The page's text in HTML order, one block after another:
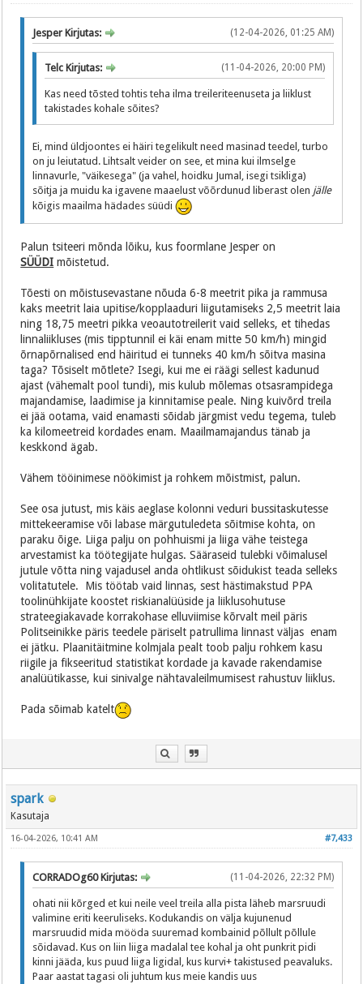
(12-04-2026, 01:25 AM)
Jesper Kirjutas:
(11-04-2026, 20:00 PM)
Telc Kirjutas:
Kas need tõsted tohtis teha ilma treileriteenuseta ja liiklust
takistades kohale sõites?
Ei, mind üldjoontes ei häiri tegelikult need masinad teedel, turbo
on ju leiutatud. Lihtsalt veider on see, et mina kui ilmselge
linnavurle, "väikesega" (ja vahel, hoidku Jumal, isegi tsikliga)
sõitja ja muidu ka igavene maaelust võõrdunud liberast olen jälle
kõigis maailma hädades süüdi
Palun tsiteeri mõnda lõiku, kus foormlane Jesper on
SÜÜDI mõistetud.
Tõesti on mõistusevastane nõuda 6-8 meetrit pika ja rammusa
kaks meetrit laia upitise/kopplaaduri liigutamiseks 2,5 meetrit laia
ning 18,75 meetri pikka veoautotreilerit vaid selleks, et tihedas
linnaliikluses (mis tipptunnil ei käi enam mitte 50 km/h) mingid
õrnapõrnalised end häiritud ei tunneks 40 km/h sõitva masina
taga? Tõsiselt mõtlete? Isegi, kui me ei räägi sellest kadunud
ajast (vähemalt pool tundi), mis kulub mõlemas otsasrampidega
majandamise, laadimise ja kinnitamise peale. Ning kuivõrd treila
ei jää ootama, vaid enamasti sõidab järgmist vedu tegema, tuleb
ka kilomeetreid kordades enam. Maailmamajandus tänab ja
keskkond ägab.
Vähem tööinimese nöökimist ja rohkem mõistmist, palun.
See osa jutust, mis käis aeglase kolonni veduri bussitaskutesse
mittekeeramise või labase märgutuledeta sõitmise kohta, on
paraku õige. Liiga palju on pohhuismi ja liiga vähe teistega
arvestamist ka töötegijate hulgas. Sääraseid tulebki võimalusel
jutule võtta ning vajadusel anda ohtlikust sõidukist teada selleks
volitatutele. Mis töötab vaid linnas, sest hästimakstud PPA
toolinühkijate koostet riskianalüüside ja liiklusohutuse
strateegiakavade korrakohase elluviimise kõrvalt meil päris
Politseinikke päris teedele päriselt patrullima linnast väljas enam
ei jätku. Plaanitäitmine kolmjala pealt toob palju rohkem kasu
riigile ja fikseeritud statistikat kordade ja kavade rakendamise
analüütikasse, kui sinivalge nähtavaleilmumisest rahustuv liiklus.
Pada sõimab katelt
spark
Kasutaja
#7,433
16-04-2026, 10:41 AM
(11-04-2026, 22:32 PM)
CORRADOg60 Kirjutas:
ohati nii kõrged et kui neile veel treila alla pista läheb marsruudi
valimine eriti keeruliseks. Kodukandis on välja kujunenud
marsruudid mida mööda suuremad kombainid põllult põllule
sõidavad. Kus on liin liiga madalal tee kohal ja oht punkrit pidi
kinni jääda, kus puud liiga ligidal, kus kurvi+ takistused peavaluks.
Paar aastat tagasi oli juhtum kus meie kandis uus